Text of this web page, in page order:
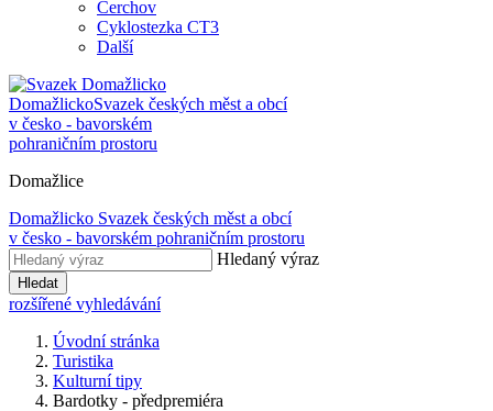
Čerchov
Cyklostezka CT3
Další
DomažlickoSvazek českých měst a obcí
v česko - bavorském
pohraničním prostoru
Domažlice
Domažlicko Svazek českých měst a obcí
v česko - bavorském pohraničním prostoru
Hledaný výraz
Hledat
rozšířené vyhledávání
Úvodní stránka
Turistika
Kulturní tipy
Bardotky - předpremiéra